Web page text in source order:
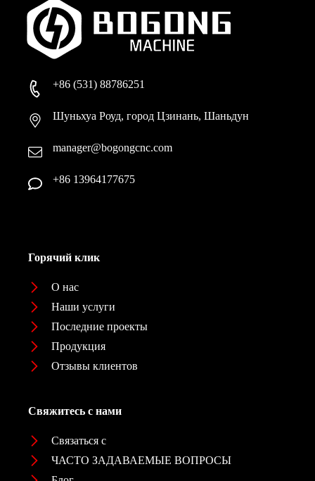
+86 (531) 88786251
Шуньхуа Роуд, город Цзинань, Шаньдун
manager@bogongcnc.com
+86 13964177675
Горячий клик
О нас
Наши услуги
Последние проекты
Продукция
Отзывы клиентов
Свяжитесь с нами
Связаться с
ЧАСТО ЗАДАВАЕМЫЕ ВОПРОСЫ